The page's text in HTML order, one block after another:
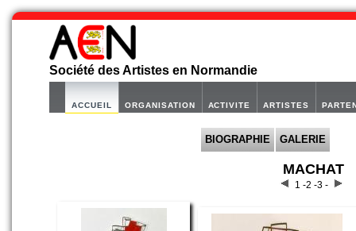
Société des Artistes en Normandie
ACCUEIL ORGANISATION ACTIVITE ARTISTES
BIOGRAPHIE GALERIE
MACHAT
1 -2 -3 -